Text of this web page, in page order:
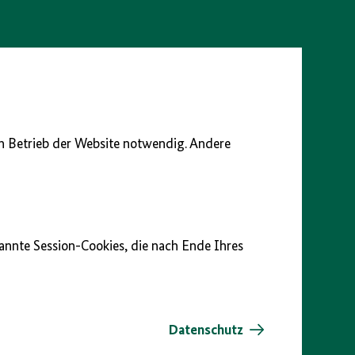
Betrieb der Website notwendig. Andere
Session-Cookies, die nach Ende Ihres
Datenschutz